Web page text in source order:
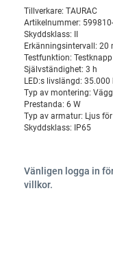
Tillverkare: TAURAC
Artikelnummer: 599810-
Skyddsklass:
Erkänningsintervall: 20
Testfunktion: Testknapp
Självständighet: 3 h
LED:s livslängd: 35.000
Typ av montering:
Prestanda: 6 W
Typ av armatur: Ljus
Skyddsklass:
IP65
Vänligen logga in
villkor.